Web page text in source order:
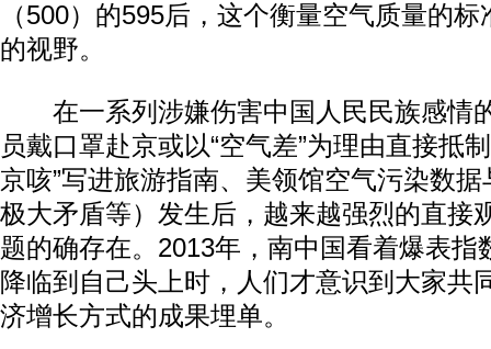
（500）的595后，这个衡量空气质量的
的视野。
在一系列涉嫌伤害中国人民民族感情
员戴口罩赴京或以“空气差”为理由直接抵
京咳”写进旅游指南、美领馆空气污染数
极大矛盾等）发生后，越来越强烈的直接
题的确存在。2013年，南中国看着爆表指
降临到自己头上时，人们才意识到大家共
济增长方式的成果埋单。